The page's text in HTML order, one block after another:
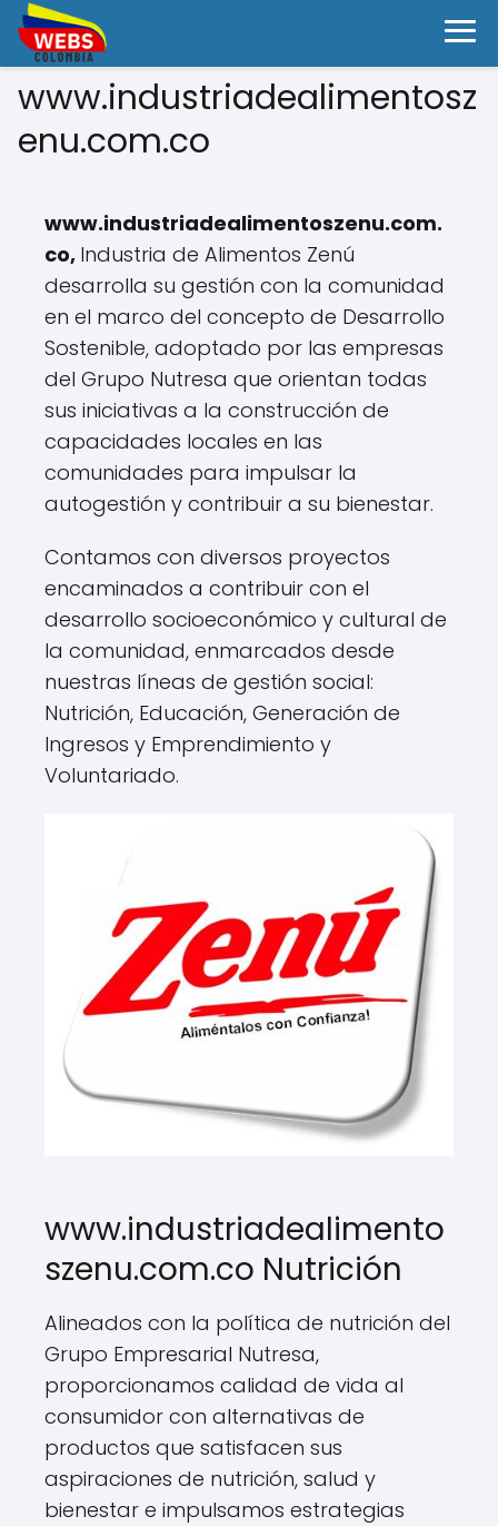
www.industriadealimentosz
enu.com.co
www.industriadealimentoszenu.com.
co, Industria de Alimentos Zenú
desarrolla su gestión con la comunidad
en el marco del concepto de Desarrollo
Sostenible, adoptado por las empresas
del Grupo Nutresa que orientan todas
sus iniciativas a la construcción de
capacidades locales en las
comunidades para impulsar la
autogestión y contribuir a su bienestar.
Contamos con diversos proyectos
encaminados a contribuir con el
desarrollo socioeconómico y cultural de
la comunidad, enmarcados desde
nuestras líneas de gestión social:
Nutrición, Educación, Generación de
Ingresos y Emprendimiento y
Voluntariado.
www.industriadealimento
szenu.com.co Nutrición
Alineados con la política de nutrición del
Grupo Empresarial Nutresa,
proporcionamos calidad de vida al
consumidor con alternativas de
productos que satisfacen sus
aspiraciones de nutrición, salud y
bienestar e impulsamos estrategias